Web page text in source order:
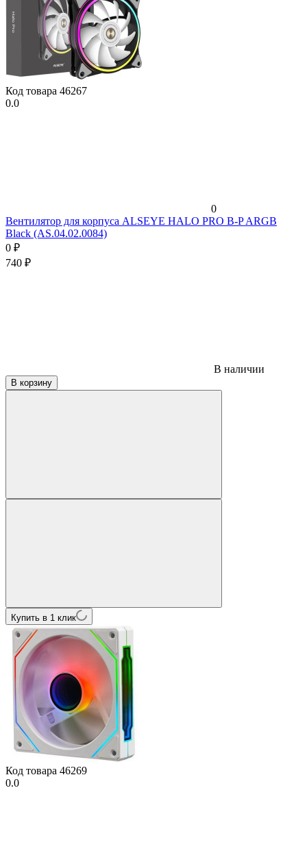
Код товара 46267
0.0
0
Вентилятор для корпуса ALSEYE HALO PRO B-P ARGB
Black (AS.04.02.0084)
0 ₽
740 ₽
В наличии
В корзину
Купить в 1 клик
Код товара 46269
0.0